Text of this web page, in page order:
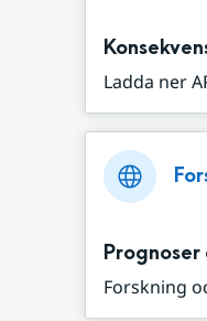
Ladda ner
Forskning